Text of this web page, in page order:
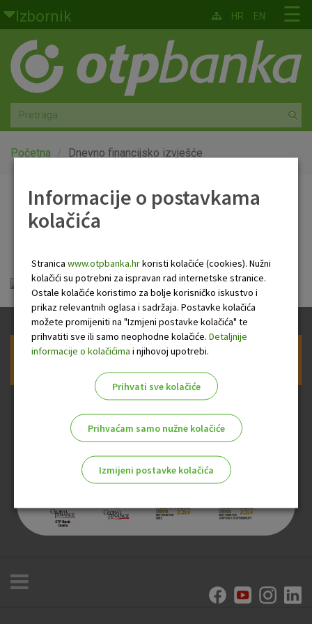
Skoči na glavni sadržaj
Izbornik
Građani
Privatno bankarstvo
Agro
Mala poduzeća i obrtnici
Globalna tržišta
O nama
☰
HR EN
Početna Dnevno financijsko izvješće
Dnevno financijsko
OTP Dnevno financijsko izvješće.pdf
Prijava na newsletter OTP banke
Informacije o postavkama
kolačića
Stranica www.otpbanka.hrkoristi kolačiće (cookies). Nužni
kolačići su potrebni za ispravan rad internetske stranice.
Ostale kolačiće koristimo za bolje korisničko iskustvo i
prikaz relevantnih oglasa i sadržaja. Postavke kolačića
možete promijeniti na "Izmjeni postavke kolačića" te
prihvatiti sve ili samo neophodne kolačiće. Detaljnije
informacije o kolačićima i njihovoj upotrebi.
Prihvati sve kolačiće
Prihvaćam samo nužne kolačiće
Izmijeni postavke kolačića